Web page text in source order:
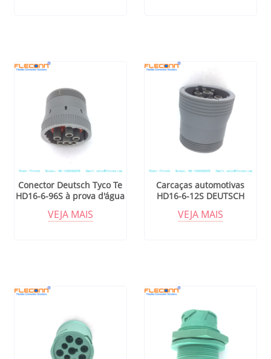
Conector Deutsch Tyco Te
HD16-6-96S à prova d'água
bainha terminal de 6 pinos
VEJA MAIS
Carcaças automotivas
HD16-6-12S DEUTSCH
VEJA MAIS